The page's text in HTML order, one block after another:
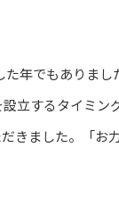
年でもありま
立するタイミン
きました。「お